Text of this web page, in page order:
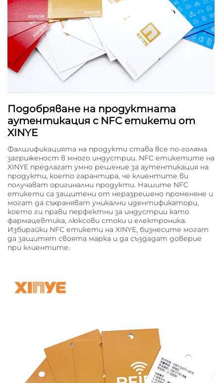
Подобряване на продуктната
аутентикация с NFC етикети от
XINYE
Фалшификацията на продукти става все по-голяма
загриженост в много индустрии. NFC етикетите на
XINYE предлагат умно решение за аутентикация на
продукти, което гарантира, че клиентите ви
получават оригинални продукти. Нашите NFC
етикети са защитени от неразрешено променяне и
могат да съхраняват уникални идентификатори,
което ги прави перфектни за индустрии като
фармацевтика, люксови стоки и електроника.
Избирайки NFC етикети на XINYE, бизнесите могат
да защитят своята марка и да създадат доверие
при клиентите.